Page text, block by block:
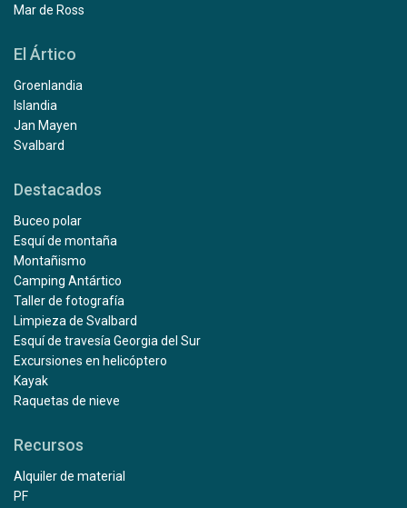
Mar de Ross
El Ártico
Groenlandia
Islandia
Jan Mayen
Svalbard
Destacados
Buceo polar
Esquí de montaña
Montañismo
Camping Antártico
Taller de fotografía
Limpieza de Svalbard
Esquí de travesía Georgia del Sur
Excursiones en helicóptero
Kayak
Raquetas de nieve
Recursos
Alquiler de material
PF